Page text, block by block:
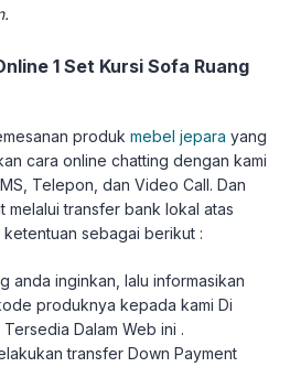
1 Set Kursi Sofa Ruang
produk mebel jepara yang
cara online chatting dengan kami
Telepon, dan Video Call. Dan
transfer bank lokal atas
sebagai berikut :
anda inginkan, lalu informasikan
produknya kepada kami Di
Dalam Web ini .
transfer Down Payment